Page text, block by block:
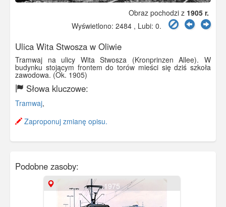
Obraz pochodzi z 1905 r.
Wyświetlono: 2484 , Lubi: 0.
Ulica Wita Stwosza w Oliwie
Tramwaj na ulicy Wita Stwosza (Kronprinzen Allee). W
budynku stojącym frontem do torów mieści się dziś szkoła
zawodowa. (Ok. 1905)
Słowa kluczowe:
Tramwaj,
Zaproponuj zmianę opisu.
Podobne zasoby:
1975